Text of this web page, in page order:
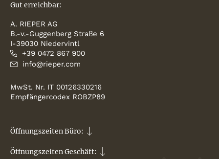
Gut erreichbar:
A. RIEPER AG
B.-v.-Guggenberg Straße 6
I-39030 Niedervintl
+39 0472 867 900
info@rieper.com
MwSt. Nr. IT 00126330216
Empfängercodex ROBZP89
Öffnungszeiten Büro:
Öffnungszeiten Geschäft: